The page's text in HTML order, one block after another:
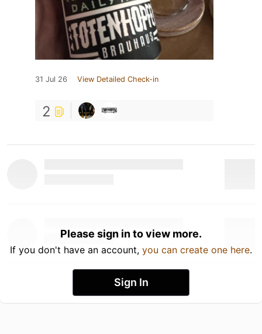
31 Jul 26 View Detailed Check-in
2
Please sign in to view more.
If you don't have an account, you can create one here.
Sign In